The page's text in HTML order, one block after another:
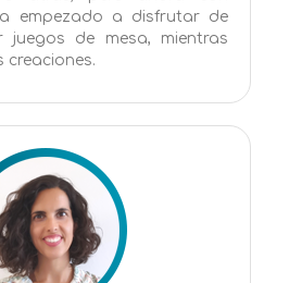
empezado a disfrutar de
juegos de mesa, mientras
creaciones.